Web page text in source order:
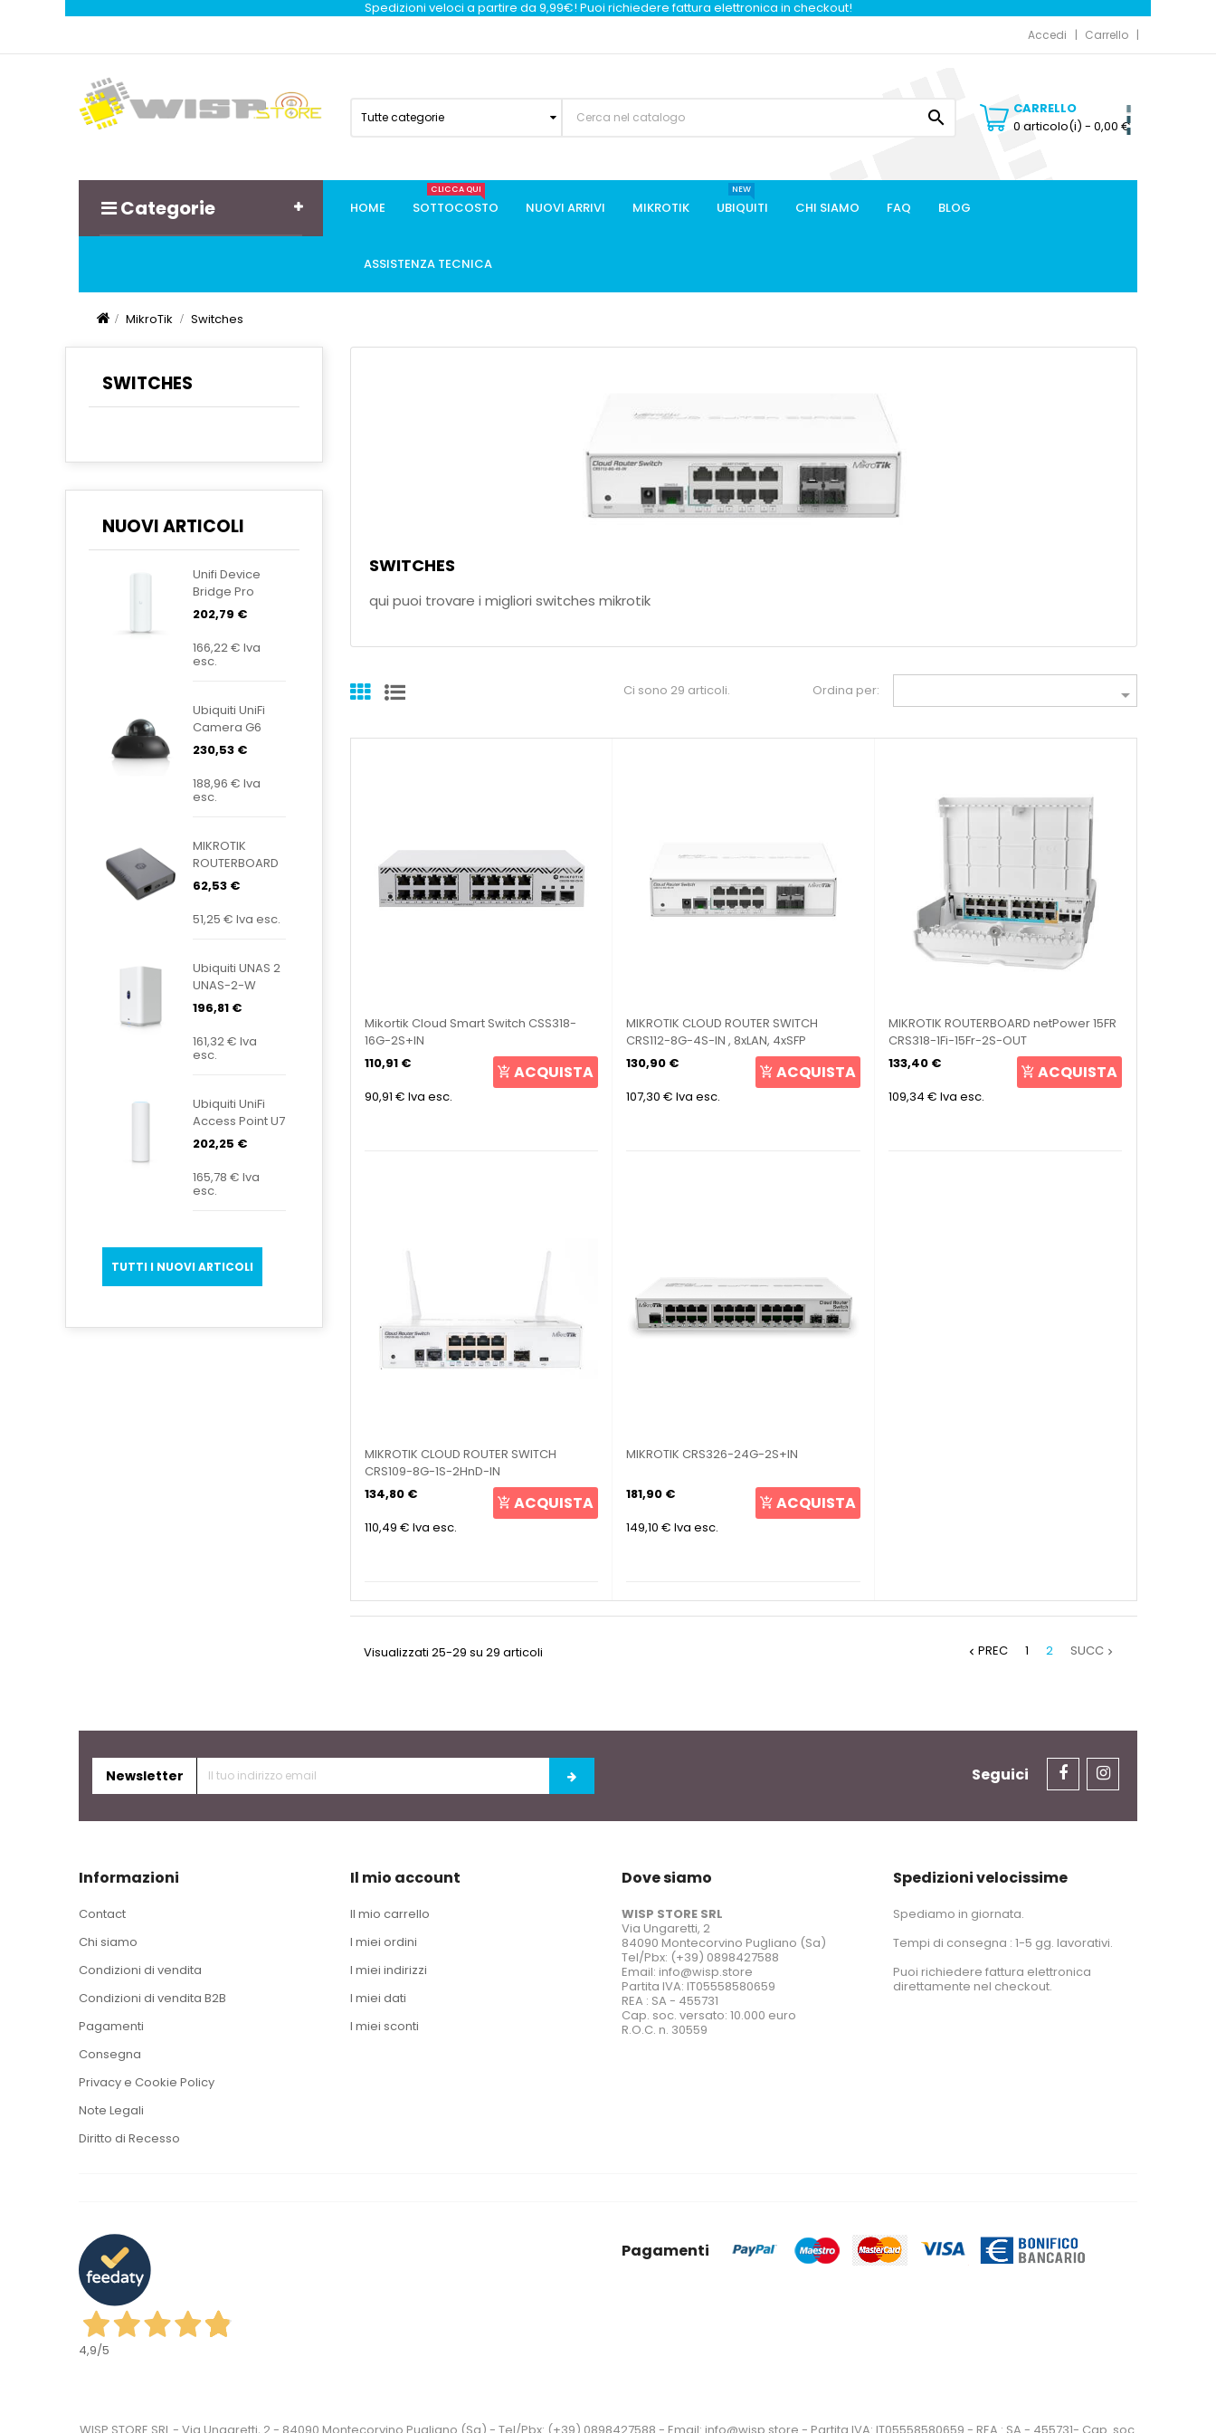
Spedizioni veloci a partire da 9,99€! Puoi richiedere fattura elettronica in checkout!
Accedi Carrello
Tutte categorie 
CARRELLO
0 articolo(i) - 0,00 €
Categorie HOME SOTTOCOSTO
CLICCA QUI
NUOVI ARRIVI MIKROTIK UBIQUITI
NEW
CHI SIAMO FAQ BLOG
ASSISTENZA TECNICA
MikroTik Switches
SWITCHES
NUOVI ARTICOLI
Unifi Device
Bridge Pro
Sector UDB-
202,79 €
166,22 € Iva
esc.
Ubiquiti UniFi
Camera G6
Dome Black
Dome-B
230,53 €
188,96 € Iva
esc.
MIKROTIK
ROUTERBOARD
KNOT
LTE4 EC25-
62,53 €
51,25 € Iva esc.
Ubiquiti UNAS 2
UNAS-2-W
196,81 €
161,32 € Iva
esc.
Ubiquiti UniFi
Access Point U7
Mesh U7-Mesh
202,25 €
165,78 € Iva
esc.
TUTTI I NUOVI ARTICOLI
SWITCHES
qui puoi trovare i migliori switches mikrotik
Ci sono 29 articoli. Ordina per: 
Mikortik Cloud Smart Switch CSS318-
16G-2S+IN
110,91 €
90,91 € Iva esc.
ACQUISTA
MIKROTIK CLOUD ROUTER SWITCH
CRS112-8G-4S-IN , 8xLAN, 4xSFP
RouterOS Lv.5
130,90 €
107,30 € Iva esc.
ACQUISTA
MIKROTIK ROUTERBOARD netPower 15FR
CRS318-1Fi-15Fr-2S-OUT
133,40 €
109,34 € Iva esc.
ACQUISTA
MIKROTIK CLOUD ROUTER SWITCH
CRS109-8G-1S-2HnD-IN
134,80 €
110,49 € Iva esc.
ACQUISTA
MIKROTIK CRS326-24G-2S+IN
181,90 €
149,10 € Iva esc.
ACQUISTA
Visualizzati 25-29 su 29 articoli  PREC 1 2 SUCC
Newsletter Seguici
Informazioni
Contact
Chi siamo
Condizioni di vendita
Condizioni di vendita B2B
Pagamenti
Consegna
Privacy e Cookie Policy
Note Legali
Diritto di Recesso
Il mio account
Il mio carrello
I miei ordini
I miei indirizzi
I miei dati
I miei sconti
Dove siamo
WISP STORE SRL
Via Ungaretti, 2
84090 Montecorvino Pugliano (Sa)
Tel/Pbx: (+39) 0898427588
Email: info@wisp.store
Partita IVA: IT05558580659
REA : SA - 455731
Cap. soc. versato: 10.000 euro
R.O.C. n. 30559
Spedizioni velocissime
Spediamo in giornata.
Tempi di consegna : 1-5 gg. lavorativi.
Puoi richiedere fattura elettronica
direttamente nel checkout.
4,9/5
Pagamenti